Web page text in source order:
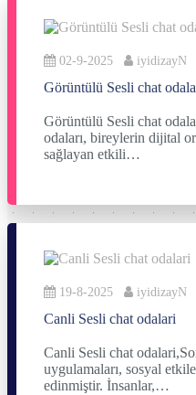
02-9-2025 iyidizayN
Görüntülü Sesli chat
Görüntülü Sesli chat
odaları, bireylerin dijital
sağlayan etkili…
19-8-2025 iyidizayN
Canli Sesli chat odalari
Canli Sesli chat
uygulamaları, sosyal
edinmiştir. İnsanlar,…